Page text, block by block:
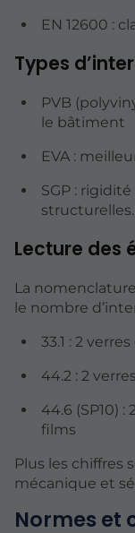
EN 12600 :
Types
PVB
le bâtiment
EVA :
SGP :
structurelles.
Lecture des
La
le nombre
33.1 : 2
44.2 : 2
44.6 (SP10)
films
Plus les chiffres
mécanique et
Normes et